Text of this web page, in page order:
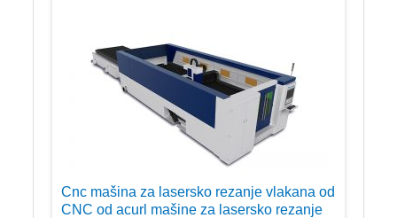
Cnc mašina za lasersko rezanje vlakana od
CNC od acurl mašine za lasersko rezanje